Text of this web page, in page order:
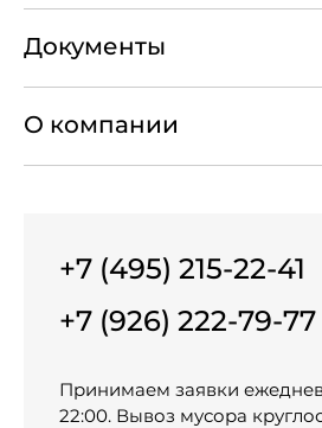
Документы
О компании
+7 (495) 215-22-41
+7 (926) 222-79-77
Принимаем заявки
22:00. Вывоз мусора